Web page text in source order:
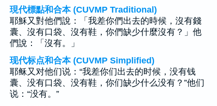
現代標點和合本 (CUVMP Traditional)
耶穌又對他們說：「我差你們出去的時候，沒有錢
囊、沒有口袋、沒有鞋，你們缺少什麼沒有？」他
們說：「沒有。」
现代标点和合本 (CUVMP Simplified)
耶稣又对他们说：“我差你们出去的时候，没有钱
囊、没有口袋、没有鞋，你们缺少什么没有？”他们
说：“没有。”